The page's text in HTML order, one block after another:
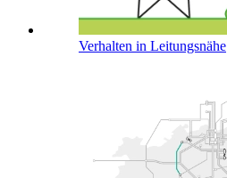
Verhalten in Leitungsnähe